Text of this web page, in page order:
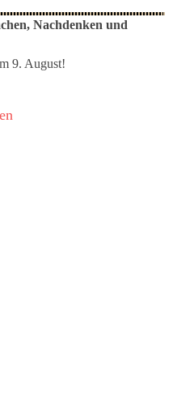
Nachdenken und
9. August!